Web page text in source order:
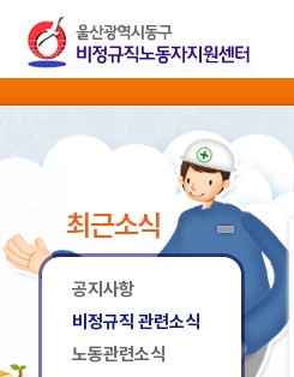
최근소식
공지사항
비정규직 관련소식
노동관련소식